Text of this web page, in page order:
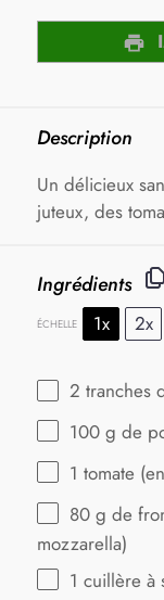
Description
Un délicieux
juteux, des
Ingrédients
ÉCHELLE 1x 2x
2 tranches
100 g de
1 tomate
80 g de
mozzarella)
1 cuillère à